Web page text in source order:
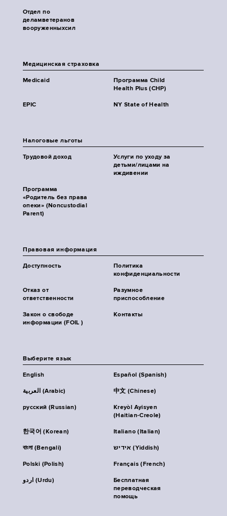
Отдел по
деламветеранов
вооруженныхсил
Медицинская страховка
Medicaid
Программа Child
Health Plus (CHP)
EPIC NY State of Health
Налоговые льготы
Трудовой доход
Услуги по уходу за
детьми/лицами на
иждивении
Программа
«Родитель без права
опеки» (Noncustodial
Parent)
Правовая информация
Доступность
Политика
конфиденциальности
Отказ от
ответственности
Разумное
приспособление
Закон о свободе
информации (FOIL )
Контакты
Выберите язык
English Español (Spanish)
العربية (Arabic) 中文 (Chinese)
русский (Russian)
Kreyòl Ayisyen
(Haitian-Creole)
한국어 (Korean) Italiano (Italian)
বাংলা (Bengali) אידיש (Yiddish)
Polski (Polish) Français (French)
اردو (Urdu)
Бесплатная
переводческая
помощь